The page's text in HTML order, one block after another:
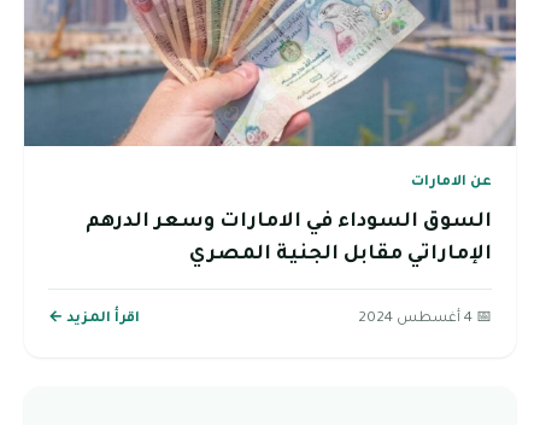
عن الامارات
السوق السوداء في الامارات وسعر الدرهم
الإماراتي مقابل الجنية المصري
📅 4 أغسطس 2024 اقرأ المزيد ←